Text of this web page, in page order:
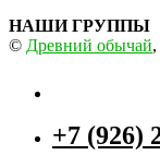
НАШИ ГРУППЫ
© Древний обычай
+7 (926)